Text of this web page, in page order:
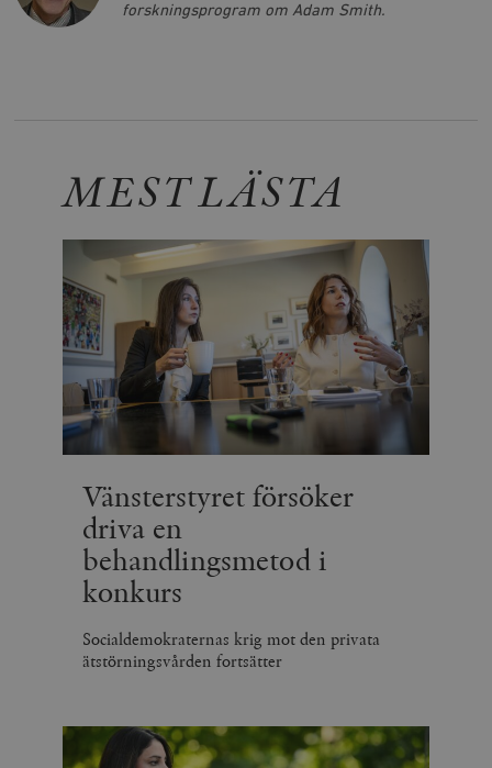
forskningsprogram om Adam Smith.
MEST LÄSTA
Vänsterstyret försöker
driva en
behandlingsmetod i
konkurs
Socialdemokraternas krig mot den privata
ätstörningsvården fortsätter